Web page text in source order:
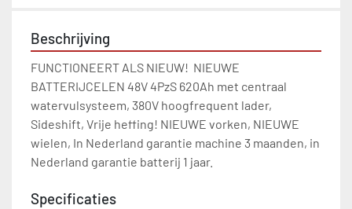
Beschrijving
FUNCTIONEERT ALS NIEUW!  NIEUWE
BATTERIJCELEN 48V 4PzS 620Ah met centraal
watervulsysteem, 380V hoogfrequent lader,
Sideshift, Vrije heffing! NIEUWE vorken, NIEUWE
wielen, In Nederland garantie machine 3 maanden, in
Nederland garantie batterij 1 jaar.
Specificaties